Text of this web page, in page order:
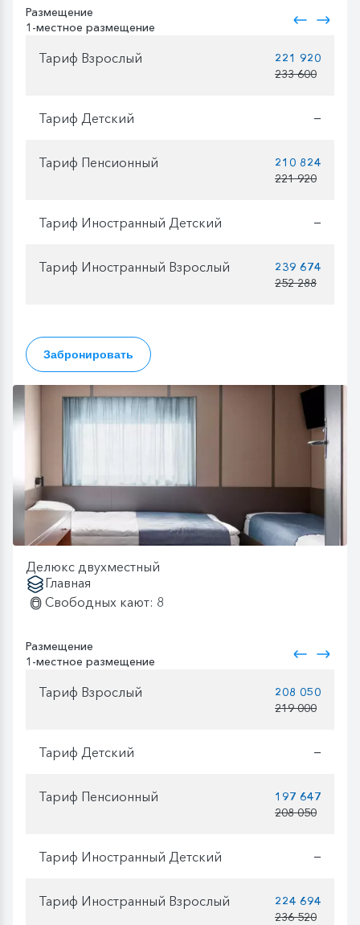
Размещение
1-местное размещение
Тариф Взрослый
221 920
233 600
Тариф Детский —
Тариф Пенсионный
210 824
221 920
Тариф Иностранный Детский —
Тариф Иностранный Взрослый
239 674
252 288
Забронировать
Делюкс двухместный
Главная
Свободных кают: 8
Размещение
1-местное размещение
Тариф Взрослый
208 050
219 000
Тариф Детский —
Тариф Пенсионный
197 647
208 050
Тариф Иностранный Детский —
Тариф Иностранный Взрослый
224 694
236 520